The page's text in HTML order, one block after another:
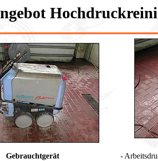
Gebrauchtgerät
-